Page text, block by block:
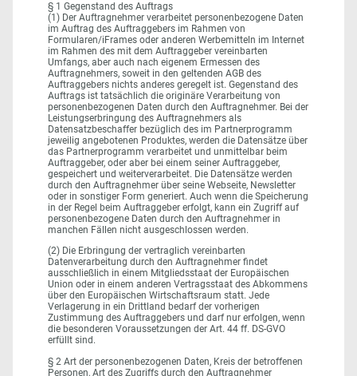
§ 1 Gegenstand des Auftrags
(1) Der Auftragnehmer verarbeitet personenbezogene Daten
im Auftrag des Auftraggebers im Rahmen von
Formularen/iFrames oder anderen Werbemitteln im Internet
im Rahmen des mit dem Auftraggeber vereinbarten
Umfangs, aber auch nach eigenem Ermessen des
Auftragnehmers, soweit in den geltenden AGB des
Auftraggebers nichts anderes geregelt ist. Gegenstand des
Auftrags ist tatsächlich die originäre Verarbeitung von
personenbezogenen Daten durch den Auftragnehmer. Bei der
Leistungserbringung des Auftragnehmers als
Datensatzbeschaffer bezüglich des im Partnerprogramm
jeweilig angebotenen Produktes, werden die Datensätze über
das Partnerprogramm verarbeitet und unmittelbar beim
Auftraggeber, oder aber bei einem seiner Auftraggeber,
gespeichert und weiterverarbeitet. Die Datensätze werden
durch den Auftragnehmer über seine Webseite, Newsletter
oder in sonstiger Form generiert. Auch wenn die Speicherung
in der Regel beim Auftraggeber erfolgt, kann ein Zugriff auf
personenbezogene Daten durch den Auftragnehmer in
manchen Fällen nicht ausgeschlossen werden.
(2) Die Erbringung der vertraglich vereinbarten
Datenverarbeitung durch den Auftragnehmer findet
ausschließlich in einem Mitgliedsstaat der Europäischen
Union oder in einem anderen Vertragsstaat des Abkommens
über den Europäischen Wirtschaftsraum statt. Jede
Verlagerung in ein Drittland bedarf der vorherigen
Zustimmung des Auftraggebers und darf nur erfolgen, wenn
die besonderen Voraussetzungen der Art. 44 ff. DS-GVO
erfüllt sind.
§ 2 Art der personenbezogenen Daten, Kreis der betroffenen
Personen, Art des Zugriffs durch den Auftragnehmer